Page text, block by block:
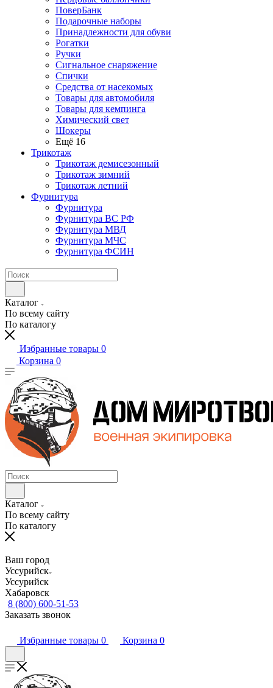
ПоверБанк
Подарочные наборы
Принадлежности для обуви
Рогатки
Ручки
Сигнальное снаряжение
Спички
Средства от насекомых
Товары для автомобиля
Товары для кемпинга
Химический свет
Шокеры
Ещё 16
Трикотаж
Трикотаж демисезонный
Трикотаж зимний
Трикотаж летний
Фурнитура
Фурнитура
Фурнитура ВС РФ
Фурнитура МВД
Фурнитура МЧС
Фурнитура ФСИН
Каталог
По всему сайту
По каталогу
Избранные товары 0
Корзина 0
Каталог
По всему сайту
По каталогу
Ваш город
Уссурийск
Уссурийск
Хабаровск
8 (800) 600-51-53
Заказать звонок
Избранные товары 0 Корзина 0